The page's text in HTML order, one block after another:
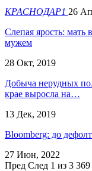
КРАСНОДАР1 26
Слепая ярость: мать
мужем
28 Окт, 2019
Добыча нерудных
крае выросла на…
13 Дек, 2019
Bloomberg: до
27 Июн, 2022
Пред След 1 из 3 369